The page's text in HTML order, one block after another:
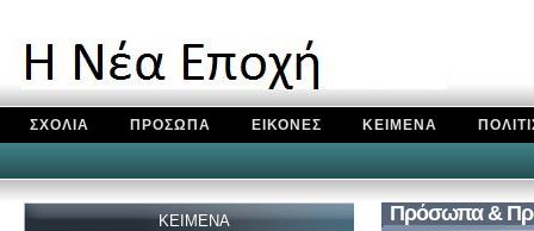
ΣΧΟΛΙΑ ΠΡΟΣΩΠΑ ΕΙΚΟΝΕΣ ΚΕΙΜΕΝΑ
Πρόσωπα &
KEIMENA